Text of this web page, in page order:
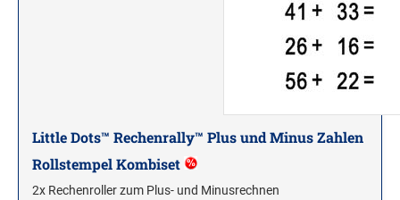
Little Dots™ Rechenrally™ Plus und Minus Zahlen
Rollstempel Kombiset
2x Rechenroller zum Plus- und Minusrechnen